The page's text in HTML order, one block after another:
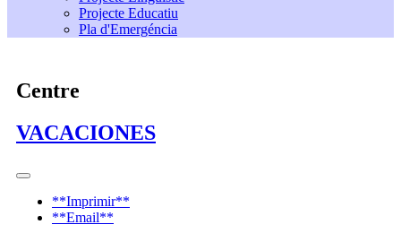
Projecte Educatiu
Pla d'Emergéncia
Centre
VACACIONES
**Imprimir**
**Email**